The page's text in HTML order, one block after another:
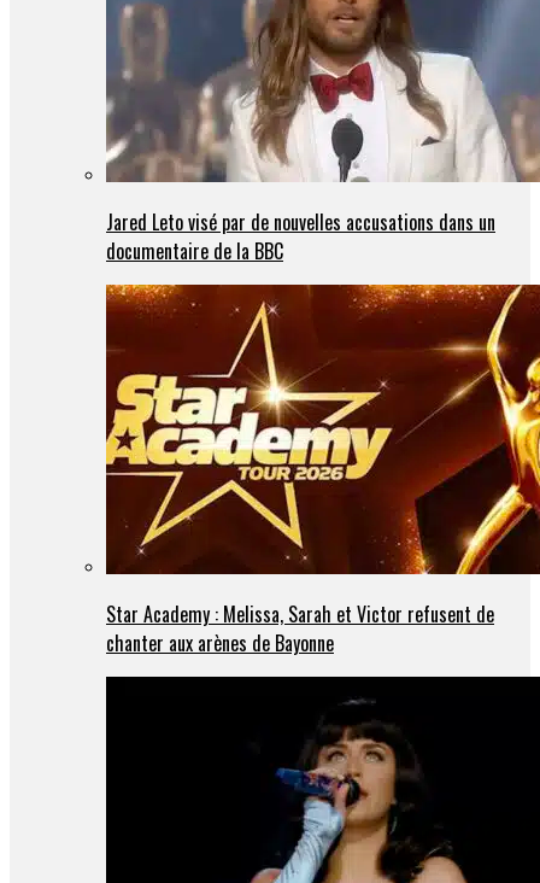
Jared Leto visé par de nouvelles accusations dans un
documentaire de la BBC
Star Academy : Melissa, Sarah et Victor refusent de
chanter aux arènes de Bayonne